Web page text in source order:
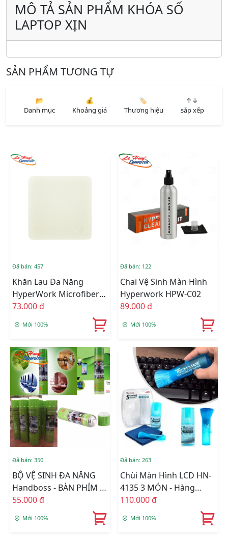
MÔ TẢ SẢN PHẨM KHÓA SỐ
LAPTOP XỊN
SẢN PHẨM TƯƠNG TỰ
📂
Danh mục
💰
Khoảng giá
🏷️
Thương hiệu
↑↓
sắp xếp
Đã bán: 457
Khăn Lau Đa Năng
HyperWork Microfiber
HC-01
73.000 đ
Mới 100%
Đã bán: 122
Chai Vệ Sinh Màn Hình
Hyperwork HPW-C02
89.000 đ
Mới 100%
Đã bán: 350
BỘ VỆ SINH ĐA NĂNG
Handboss - BÀN PHÍM -
TIVI -KIẾNG -XE HƠI
55.000 đ
Mới 100%
Đã bán: 263
Chùi Màn Hình LCD HN-
4135 3 MÓN - Hàng
Nhập Khẩu
110.000 đ
Mới 100%